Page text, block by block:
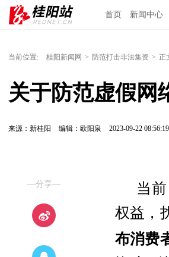
首页 新闻中心
当前位置: 桂阳新闻网 > 防范打击非法集资 > 正
关于防范虚假网
来源：新桂阳 编辑：欧阳泉 2023-09-22 08:56:19
—分享—
当
权益，
布消费